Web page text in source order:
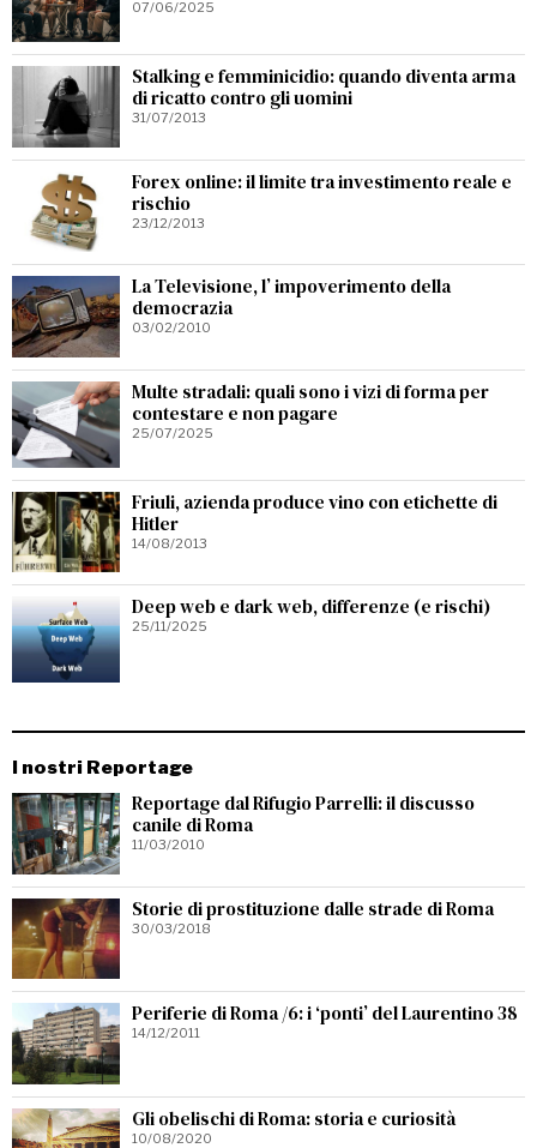
07/06/2025
Stalking e femminicidio: quando diventa arma
di ricatto contro gli uomini
31/07/2013
Forex online: il limite tra investimento reale e
rischio
23/12/2013
La Televisione, l’ impoverimento della
democrazia
03/02/2010
Multe stradali: quali sono i vizi di forma per
contestare e non pagare
25/07/2025
Friuli, azienda produce vino con etichette di
Hitler
14/08/2013
Deep web e dark web, differenze (e rischi)
25/11/2025
I nostri Reportage
Reportage dal Rifugio Parrelli: il discusso
canile di Roma
11/03/2010
Storie di prostituzione dalle strade di Roma
30/03/2018
Periferie di Roma /6: i ‘ponti’ del Laurentino 38
14/12/2011
Gli obelischi di Roma: storia e curiosità
10/08/2020